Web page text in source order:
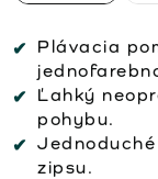
Plávacia
Ľahký
pohybu.
zipsu.